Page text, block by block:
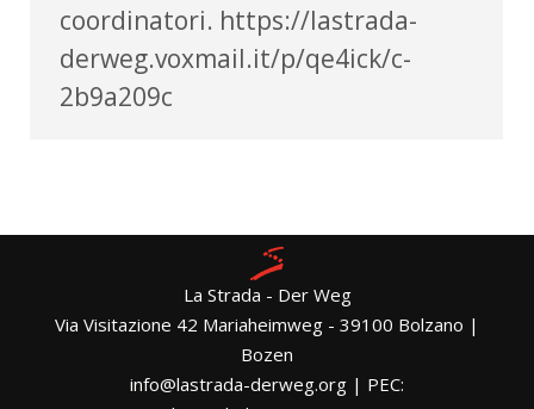
coordinatori. https://lastrada-
derweg.voxmail.it/p/qe4ick/c-
2b9a209c
La Strada - Der Weg
Via Visitazione 42 Mariaheimweg - 39100 Bolzano |
Bozen
info@lastrada-derweg.org | PEC: